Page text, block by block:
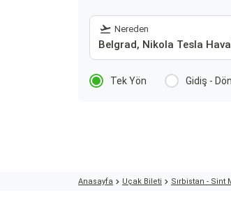
Nereden
Tek Yön Gidiş -
Anasayfa Uçak Bileti Sırbistan - Sint